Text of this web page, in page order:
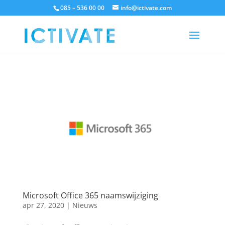
085 – 536 00 00 info@ictivate.com
Microsoft Office 365 naamswijziging
apr 27, 2020| Nieuws